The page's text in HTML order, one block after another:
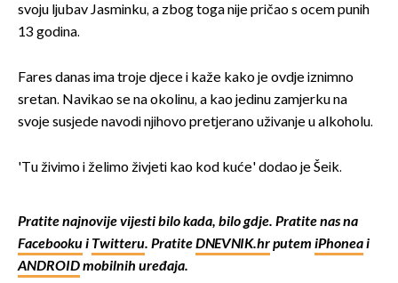
svoju ljubav Jasminku, a zbog toga nije pričao s ocem punih
13 godina.
Fares danas ima troje djece i kaže kako je ovdje iznimno
sretan. Navikao se na okolinu, a kao jedinu zamjerku na
svoje susjede navodi njihovo pretjerano uživanje u alkoholu.
'Tu živimo i želimo živjeti kao kod kuće' dodao je Šeik.
Pratite najnovije vijesti bilo kada, bilo gdje. Pratite nas na
Facebookui Twitteru. PratiteDNEVNIK.hrputem iPhoneai
ANDROIDmobilnih uređaja.